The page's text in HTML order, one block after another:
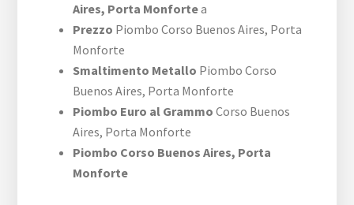
Aires,​ Porta Monfortea
Prezzo Piombo ​Corso Buenos Aires,​ Porta
Monforte
Smaltimento Metallo Piombo ​Corso
Buenos Aires,​ Porta Monforte
Piombo Euro al Grammo ​Corso Buenos
Aires,​ Porta Monforte
Piombo ​Corso Buenos Aires,​ Porta
Monforte